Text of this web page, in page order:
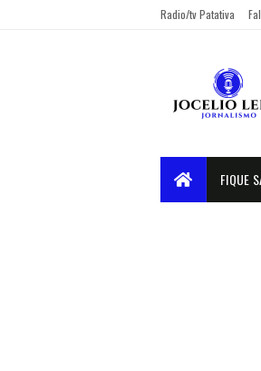
Radio/tv Patativa
FIQUE